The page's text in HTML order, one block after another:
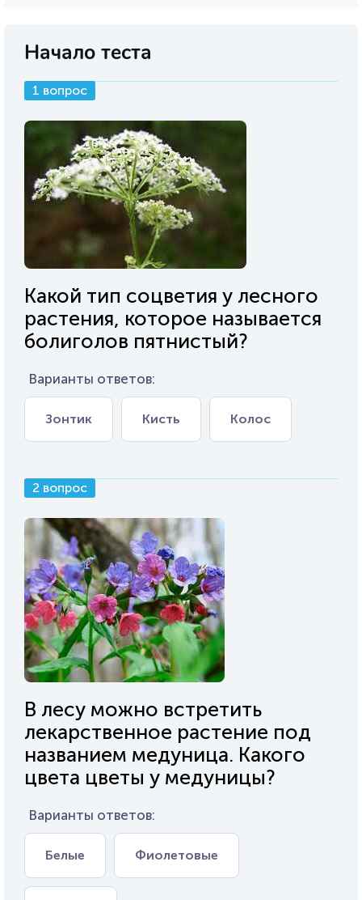
Начало теста
1 вопрос
Какой тип соцветия у лесного
растения, которое называется
болиголов пятнистый?
Варианты ответов:
Зонтик Кисть Колос
2 вопрос
В лесу можно встретить
лекарственное растение под
названием медуница. Какого
цвета цветы у медуницы?
Варианты ответов:
Белые Фиолетовые